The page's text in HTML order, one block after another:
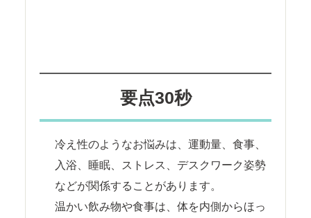
要点30秒
冷え性のようなお悩みは、運動量、食事、
入浴、睡眠、ストレス、デスクワーク姿勢
などが関係することがあります。
温かい飲み物や食事は、体を内側からほっ